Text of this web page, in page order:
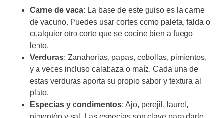
Carne de vaca: La base de este guiso es la carne
de vacuno. Puedes usar cortes como paleta, falda o
cualquier otro corte que se cocine bien a fuego
lento.
Verduras: Zanahorias, papas, cebollas, pimientos,
y a veces incluso calabaza o maíz. Cada una de
estas verduras aporta su propio sabor y textura al
plato.
Especias y condimentos: Ajo, perejil, laurel,
pimentón y sal. Las especias son clave para darle